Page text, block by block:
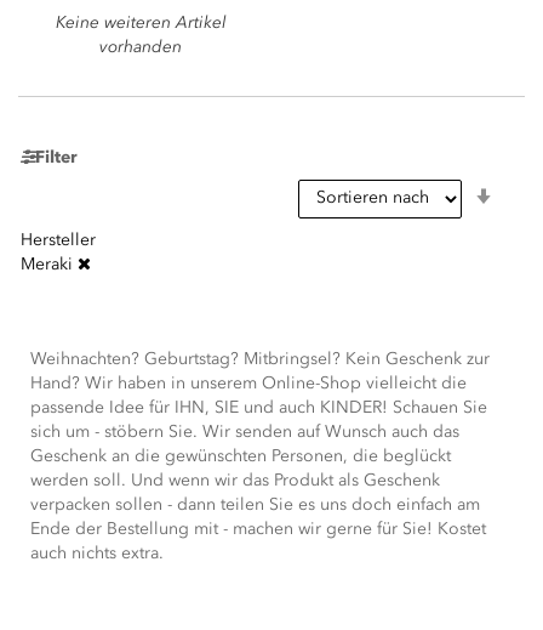
Keine weiteren Artikel
vorhanden
Filter
Hersteller
Meraki
Weihnachten? Geburtstag? Mitbringsel? Kein Geschenk zur
Hand? Wir haben in unserem Online-Shop vielleicht die
passende Idee für IHN, SIE und auch KINDER! Schauen Sie
sich um - stöbern Sie. Wir senden auf Wunsch auch das
Geschenk an die gewünschten Personen, die beglückt
werden soll. Und wenn wir das Produkt als Geschenk
verpacken sollen - dann teilen Sie es uns doch einfach am
Ende der Bestellung mit - machen wir gerne für Sie! Kostet
auch nichts extra.